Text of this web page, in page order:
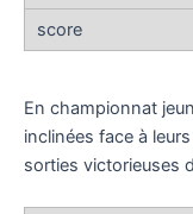
En championnat
inclinées face à
sorties victorieuses